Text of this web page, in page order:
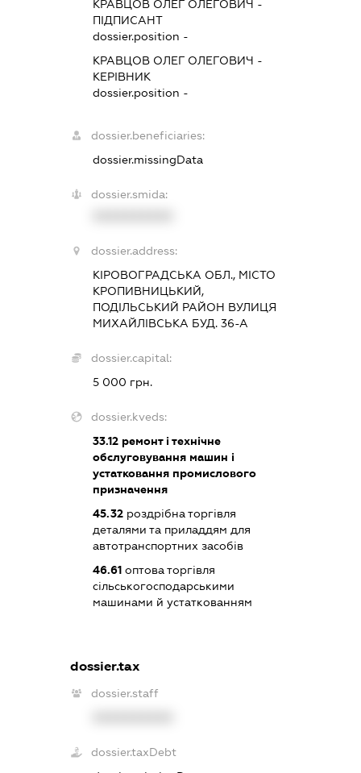
КРАВЦОВ ОЛЕГ ОЛЕГОВИЧ -
ПІДПИСАНТ
dossier.position -
КРАВЦОВ ОЛЕГ ОЛЕГОВИЧ -
КЕРІВНИК
dossier.position -
dossier.beneficiaries:
dossier.missingData
dossier.smida:
dossier.address:
КІРОВОГРАДСЬКА ОБЛ., МІСТО
КРОПИВНИЦЬКИЙ,
ПОДІЛЬСЬКИЙ РАЙОН ВУЛИЦЯ
МИХАЙЛІВСЬКА БУД. 36-А
dossier.capital:
5 000 грн.
dossier.kveds:
33.12 ремонт і технічне
обслуговування машин і
устатковання промислового
призначення
45.32 роздрібна торгівля
деталями та приладдям для
автотранспортних засобів
46.61 оптова торгівля
сільськогосподарськими
машинами й устаткованням
dossier.tax
dossier.staff
dossier.taxDebt